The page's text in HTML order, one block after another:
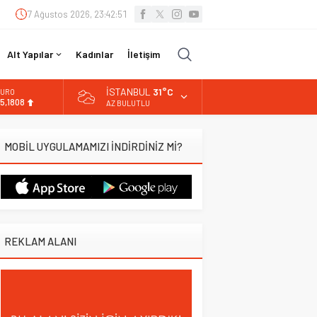
7 Ağustos 2026, 23:42:52
Alt Yapılar Kadınlar İletişim
13.779,39
DOLAR
İSTANBUL 31°C
AZ BULUTLU
MOBİL UYGULAMAMIZI İNDİRDİNİZ Mİ?
REKLAM ALANI